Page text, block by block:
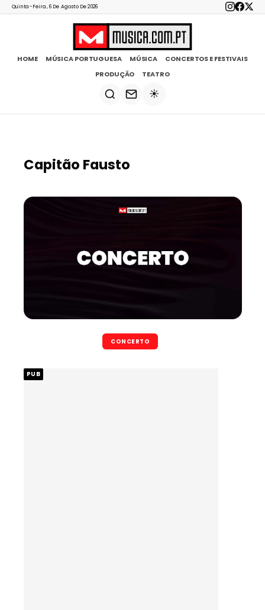
Quinta-Feira, 6 De Agosto De 2026
HOME MÚSICA PORTUGUESA MÚSICA
CONCERTOS E FESTIVAIS
PRODUÇÃO
TEATRO
☀️
Capitão Fausto
CONCERTO
PUB